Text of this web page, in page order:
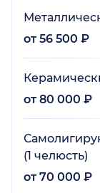
от 56 500 ₽
от 80 000 ₽
(1 челюсть)
от 70 000 ₽